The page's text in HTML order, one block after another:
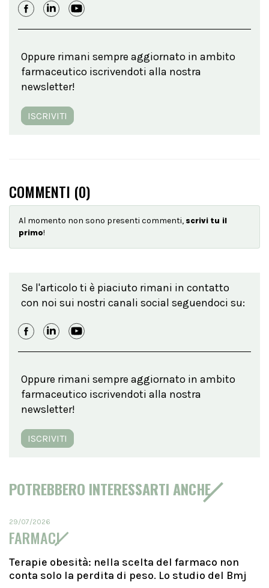
Oppure rimani sempre aggiornato in ambito
farmaceutico iscrivendoti alla nostra
newsletter!
ISCRIVITI
COMMENTI (0)
Al momento non sono presenti commenti, scrivi tu il
primo!
Se l'articolo ti è piaciuto rimani in contatto
con noi sui nostri canali social seguendoci su:
Oppure rimani sempre aggiornato in ambito
farmaceutico iscrivendoti alla nostra
newsletter!
ISCRIVITI
POTREBBERO INTERESSARTI ANCHE
29/07/2026
FARMACI
Terapie obesità: nella scelta del farmaco non
conta solo la perdita di peso. Lo studio del Bmj